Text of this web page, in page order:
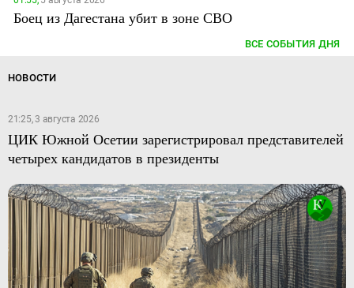
Боец из Дагестана убит в зоне СВО
ВСЕ СОБЫТИЯ ДНЯ
НОВОСТИ
21:25, 3 августа 2026
ЦИК Южной Осетии зарегистрировал представителей
четырех кандидатов в президенты